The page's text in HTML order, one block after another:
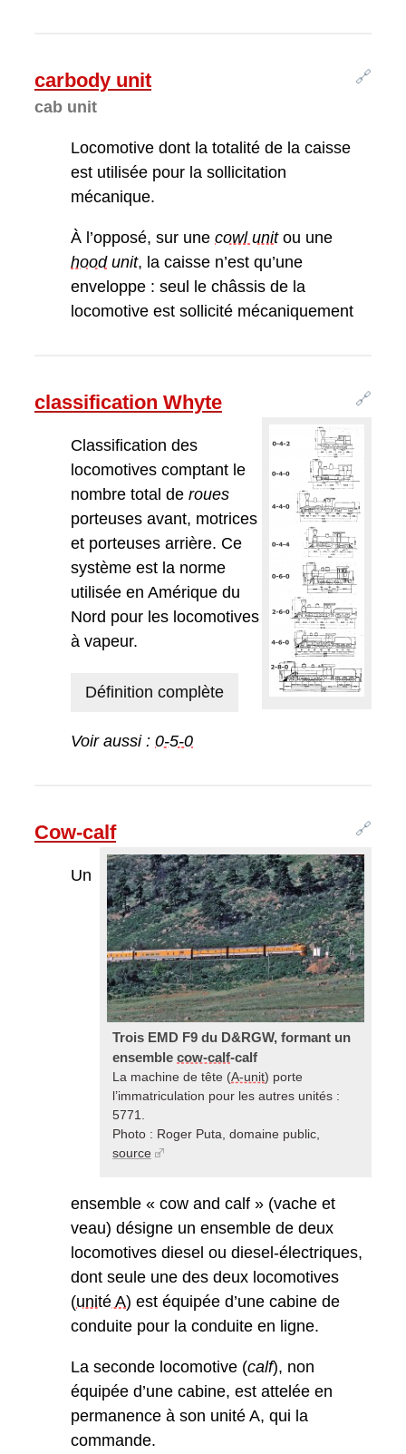
🔗
carbody unit
cab unit
Locomotive dont la totalité de la caisse
est utilisée pour la sollicitation
mécanique.
À l’opposé, sur une cowl unitou une
hoodunit, la caisse n’est qu’une
enveloppe : seul le châssis de la
locomotive est sollicité mécaniquement
🔗
classification Whyte
Classification des
locomotives comptant le
nombre total de roues
porteuses avant, motrices
et porteuses arrière. Ce
système est la norme
utilisée en Amérique du
Nord pour les locomotives
à vapeur.
Définition complète
Voir aussi : 0-5-0
🔗
Cow-calf
Trois EMD F9 du D&RGW, formant un
ensemble cow-calf-calf
La machine de tête (A-unit) porte
l’immatriculation pour les autres unités :
5771.
Photo : Roger Puta, domaine public,
source
Un
ensemble « cow and calf » (vache et
veau) désigne un ensemble de deux
locomotives diesel ou diesel-électriques,
dont seule une des deux locomotives
(unité A) est équipée d’une cabine de
conduite pour la conduite en ligne.
La seconde locomotive (calf), non
équipée d’une cabine, est attelée en
permanence à son unité A, qui la
commande.